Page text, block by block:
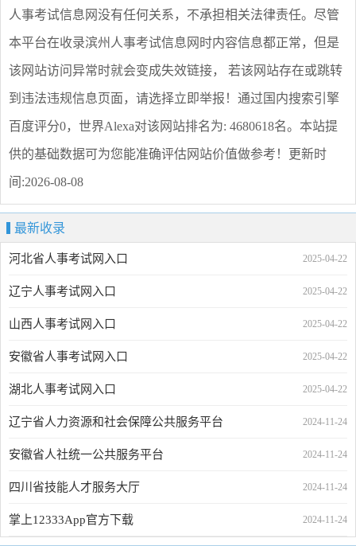
人事考试信息网没有任何关系，不承担相关法律责任。尽管
本平台在收录滨州人事考试信息网 时内容信息都正常，但是
该网站访问异常时就会变成失效链接， 若该网站存在或跳转
到违法违规信息页面，请选择立即举报 ！通过国内搜索引擎
百度评分0，世界Alexa对该网站排名为: 4680618名。本站提
供的基础数据可为您能准确评估网站价值做参考！ 更新时
间:2026-08-08
最新收录
2025-04-22
河北省人事考试网入口
2025-04-22
辽宁人事考试网入口
2025-04-22
山西人事考试网入口
2025-04-22
安徽省人事考试网入口
2025-04-22
湖北人事考试网入口
2024-11-24
辽宁省人力资源和社会保障公共服务平台
2024-11-24
安徽省人社统一公共服务平台
2024-11-24
四川省技能人才服务大厅
2024-11-24
掌上12333App官方下载